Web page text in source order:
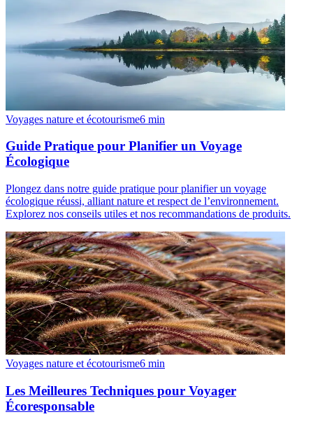
Voyages nature et écotourisme6 min
Guide Pratique pour Planifier un Voyage
Écologique
Plongez dans notre guide pratique pour planifier un voyage
écologique réussi, alliant nature et respect de l’environnement.
Explorez nos conseils utiles et nos recommandations de produits.
Voyages nature et écotourisme6 min
Les Meilleures Techniques pour Voyager
Écoresponsable